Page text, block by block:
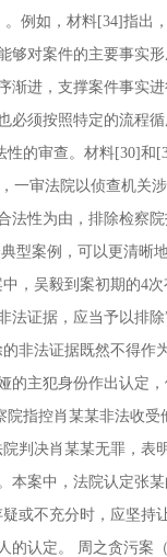
例如，材料[34]指出
够对案件的主要事实
渐进，支撑案件事实
必须按照特定的流程
性的审查。材料[30]
一审法院以侦查机关
法性为由，排除检察
型案例，可以更清晰
，吴毅到案初期的4
法证据，应当予以排
非法证据既然不得作
的主犯身份作出认定
指控肖某某非法收
判决肖某某无罪，
本案中，法院认定张
或不充分时，应坚
的认定。 周之贪污案